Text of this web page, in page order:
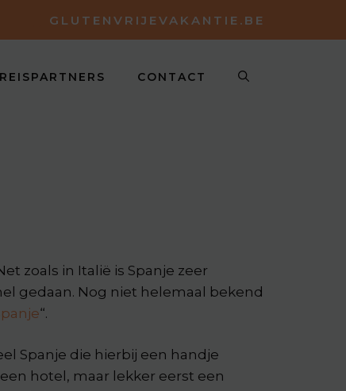
GLUTENVRIJEVAKANTIE.BE
REISPARTNERS CONTACT
zoals in Italië is Spanje zeer
gedaan. Nog niet helemaal bekend
“.
Spanje die hierbij een handje
hotel, maar lekker eerst een